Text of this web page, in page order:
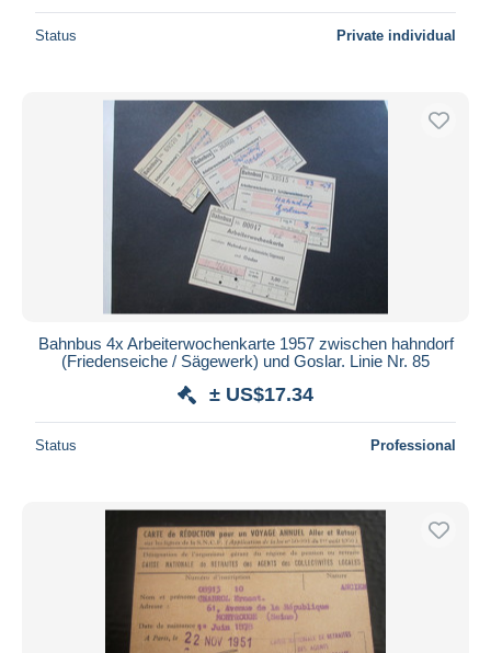
Status Private individual
Bahnbus 4x Arbeiterwochenkarte 1957 zwischen hahndorf
(Friedenseiche / Sägewerk) und Goslar. Linie Nr. 85
± US$17.34
Status Professional